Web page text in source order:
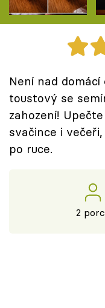
Speciál: Cuketa
Těhotnej kuchař
Přihlášení
Sledujte nás
Není nad
toustový se
zahození!
svačince i
po ruce.
2